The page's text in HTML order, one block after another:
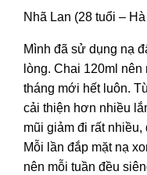
Nhã Lan (28 tuổi –
Mình đã sử dụng nạ
lòng. Chai 120ml
tháng mới hết luôn.
cải thiện hơn nhiều
mũi giảm đi rất
Mỗi lần đắp mặt nạ
nên mỗi tuần đều